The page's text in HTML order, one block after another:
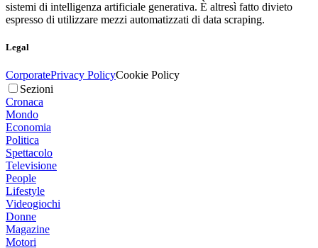
sistemi di intelligenza artificiale generativa. È altresì fatto divieto
espresso di utilizzare mezzi automatizzati di data scraping.
Legal
CorporatePrivacy PolicyCookie Policy
Sezioni
Cronaca
Mondo
Economia
Politica
Spettacolo
Televisione
People
Lifestyle
Videogiochi
Donne
Magazine
Motori